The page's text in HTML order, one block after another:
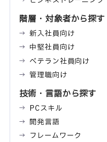
階層・対象者から探す
新入社員向け
中堅社員向け
ベテラン社員向け
管理職向け
技術・言語から探す
PCスキル
開発言語
フレームワーク